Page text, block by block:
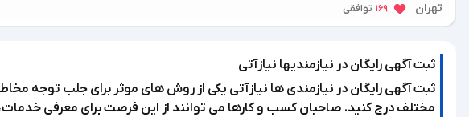
تهران 169 توافقی
ثبت آگهی رایگان در نیازمندیها نیازآتی
ثبت آگهی رایگان در نیازمندی ها نیازآتی یکی از روش های موثر برای جلب توجه
مختلف درج کنید. صاحبان کسب و کارها می توانند از این فرصت برای معرفی